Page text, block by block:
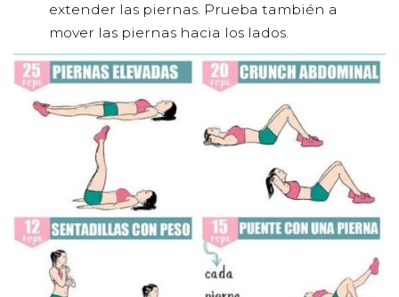
extender las piernas. Prueba también a
mover las piernas hacia los lados.